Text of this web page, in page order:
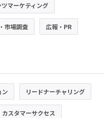
ツマーケティング
市場調査 広報・PR
ン リードナーチャリング
スタマーサクセス